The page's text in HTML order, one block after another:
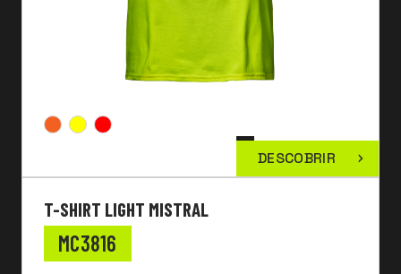
DESCOBRIR
T-SHIRT LIGHT MISTRAL
MC3816